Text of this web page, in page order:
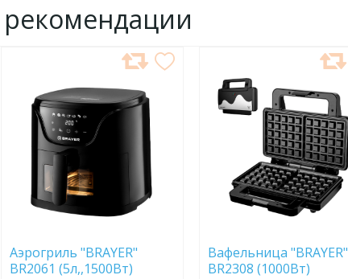
ИЗБРАННОЕ
Аэрогриль "BRAYER"
BR2061 (5л,,1500Вт)
В
ИЗБРАННОЕ
Вафельница "BRAYER"
BR2308 (1000Вт)